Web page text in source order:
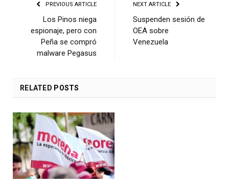
PREVIOUS ARTICLE
Los Pinos niega
espionaje, pero con
Peña se compró
malware Pegasus
NEXT ARTICLE
Suspenden sesión de
OEA sobre
Venezuela
RELATED POSTS